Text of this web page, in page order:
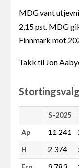
MDG vant
2,15 pst. MDG
Finnmark mot
Takk til Jon
S-2025
Ap 11 241
H 2 374